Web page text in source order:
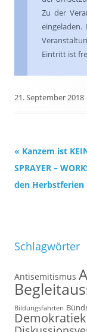
Zu der
Eintritt ist
21. September 2018
Beitrags-
Navigation
« Kanzem ist
SPRAYER –
den Herbstferien
Schlagwörter
Antisemitismus
Bildungsfahrten